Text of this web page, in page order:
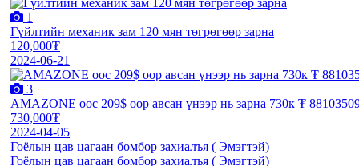
1
Гүйлтийн механик зам 120 мян төгрөгөөр зарна
120,000₮
2024-06-21
3
AMAZONE оос 209$ оор авсан үнээр нь зарна 730к ₮
730,000₮
2024-04-05
Гоёлын цав цагаан бомбор захиалъя ( Эмэгтэй)
Гоёлын цав цагаан бомбор захиалъя ( Эмэгтэй)